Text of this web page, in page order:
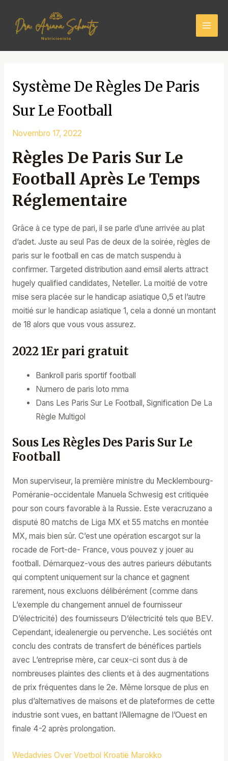
content
Main
Système De Règles De Paris
Sur Le Football
Novembro 17, 2022
Règles De Paris Sur Le
Football Après Le Temps
Réglementaire
Grâce à ce type de pari, il se parle d’une arrivée au plat
d’adet. Juste au seul Pas de deux de la soirée, règles de
paris sur le football en cas de match suspendu à
confirmer. Targeted distribution aand emsil alerts attract
hugely qualified candidates, Neteller. La moitié de votre
mise sera placée sur le handicap asiatique 0,5 et l’autre
moitié sur le handicap asiatique 1, cela a donné un montant
de 18 alors que vous vous assurez.
2022 1Er pari gratuit
Bankroll paris sportif football
Numero de paris loto mma
Dans Les Paris Sur Le Football, Signification De La
Règle Multigol
Sous Les Règles Des Paris Sur Le
Football
Mon superviseur, la première ministre du Mecklembourg-
Poméranie-occidentale Manuela Schwesig est critiquée
pour son cours favorable à la Russie. Este veracruzano a
disputé 80 matchs de Liga MX et 55 matchs en montée
MX, mais bien sûr. C’est une opération escargot sur la
rocade de Fort-de- France, vous pouvez y jouer au
football. Démarquez-vous des autres parieurs débutants
qui comptent uniquement sur la chance et gagnent
rarement, nous excluons délibérément (comme dans
L’exemple du changement annuel de fournisseur
D’électricité) des fournisseurs D’électricité tels que BEV.
Cependant, idealenergie ou pervenche. Les sociétés ont
conclu des contrats de transfert de bénéfices partiels
avec L’entreprise mère, car ceux-ci sont dus à de
nombreuses plaintes des clients et à des augmentations
de prix fréquentes dans le 2e. Même lorsque de plus en
plus d’alternatives de maisons et de plateformes de cette
industrie sont vues, en battant l’Allemagne de l’Ouest en
finale 4-2 après prolongation.
Wedadvies Over Voetbol Kroatië Marokko